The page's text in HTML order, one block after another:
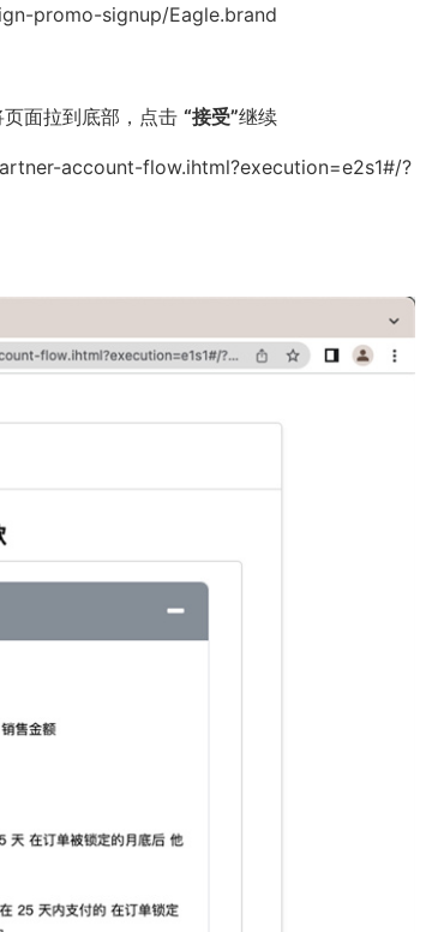
promo-signup/Eagle.brand
页面拉到底部，点击“接受”继续
account-flow.ihtml?execution=e2s1#/?